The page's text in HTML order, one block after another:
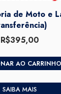
de Moto e
R$395,00
AO CARRINHO
SAIBA MAIS